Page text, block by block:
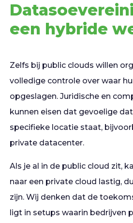
een hybride
Zelfs bij public clouds willen
volledige controle over waar
opgeslagen. Juridische en
kunnen eisen dat gevoelige
specifieke locatie staat,
private datacenter.
Als je al in de public cloud zit,
naar een private cloud lastig,
zijn. Wij denken dat de
ligt in setups waarin bedrijven